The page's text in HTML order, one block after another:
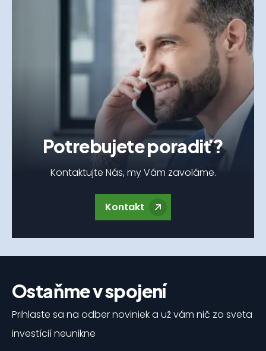
Potrebujete poradiť?
Kontaktujte Nás, my Vám zavoláme.
Kontakt
Ostaňme v spojení
Prihlaste sa na odber noviniek a už vám nič zo sveta
investícií neunikne